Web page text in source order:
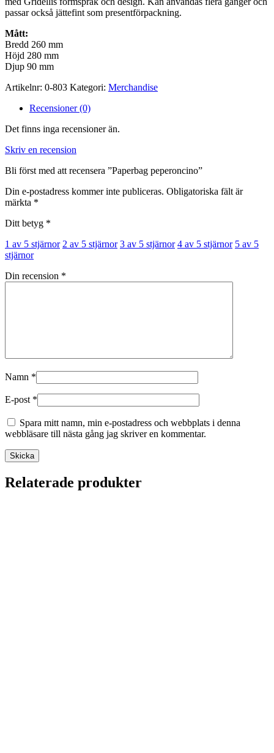
passar också jättefint som presentförpackning.
Mått:
Bredd 260 mm
Höjd 280 mm
Djup 90 mm
Artikelnr: 0-803 Kategori: Merchandise
Recensioner (0)
Det finns inga recensioner än.
Skriv en recension
Bli först med att recensera ”Paperbag peperoncino”
Din e-postadress kommer inte publiceras. Obligatoriska fält är
märkta *
Ditt betyg *
1 av 5 stjärnor 2 av 5 stjärnor 3 av 5 stjärnor 4 av 5 stjärnor 5 av 5
stjärnor
Din recension *
Namn *
E-post *
Spara mitt namn, min e-postadress och webbplats i denna
webbläsare till nästa gång jag skriver en kommentar.
Relaterade produkter